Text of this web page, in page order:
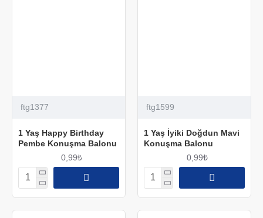
ftg1377
1 Yaş Happy Birthday
Pembe Konuşma Balonu
0,99₺
ftg1599
1 Yaş İyiki Doğdun Mavi
Konuşma Balonu
0,99₺